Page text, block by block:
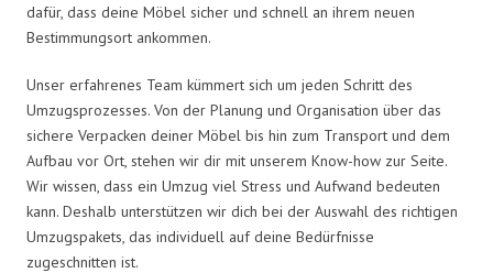
dafür, dass deine Möbel sicher und schnell an ihrem neuen
Bestimmungsort ankommen.
Unser erfahrenes Team kümmert sich um jeden Schritt des
Umzugsprozesses. Von der Planung und Organisation über das
sichere Verpacken deiner Möbel bis hin zum Transport und dem
Aufbau vor Ort, stehen wir dir mit unserem Know-how zur Seite.
Wir wissen, dass ein Umzug viel Stress und Aufwand bedeuten
kann. Deshalb unterstützen wir dich bei der Auswahl des richtigen
Umzugspakets, das individuell auf deine Bedürfnisse
zugeschnitten ist.